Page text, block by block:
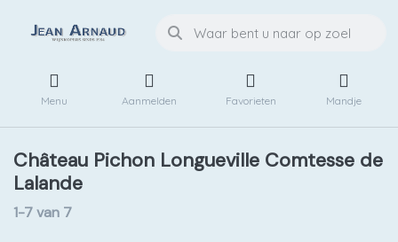
Menu Aanmelden Favorieten Mandje
Château Pichon Longueville Comtesse de
Lalande
1-7van 7